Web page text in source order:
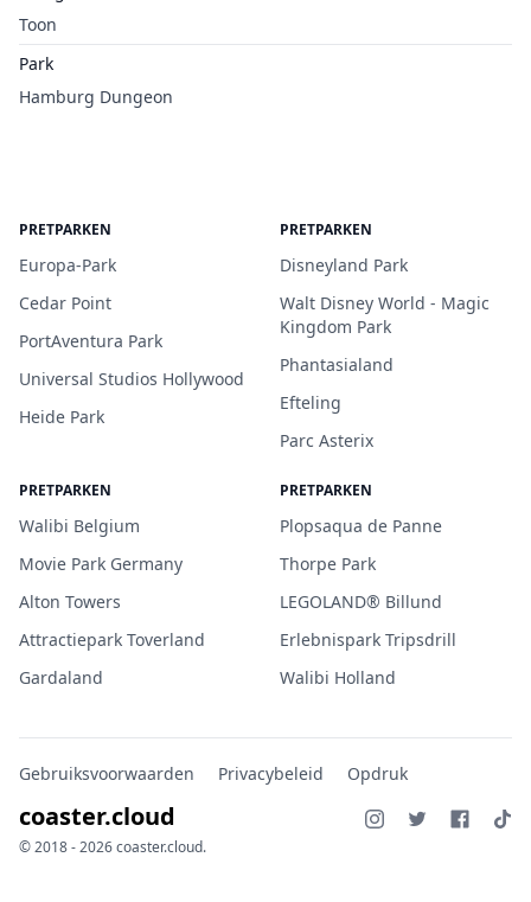
Toon
Park
Hamburg Dungeon
PRETPARKEN
Europa-Park
Cedar Point
PortAventura Park
Universal Studios Hollywood
Heide Park
PRETPARKEN
Disneyland Park
Walt Disney World - Magic
Kingdom Park
Phantasialand
Efteling
Parc Asterix
PRETPARKEN
Walibi Belgium
Movie Park Germany
Alton Towers
Attractiepark Toverland
Gardaland
PRETPARKEN
Plopsaqua de Panne
Thorpe Park
LEGOLAND® Billund
Erlebnispark Tripsdrill
Walibi Holland
Gebruiksvoorwaarden Privacybeleid Opdruk
coaster.cloud
© 2018 - 2026 coaster.cloud.